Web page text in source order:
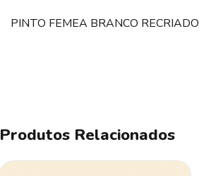
PINTO FEMEA BRANCO RECRIADO
Produtos Relacionados